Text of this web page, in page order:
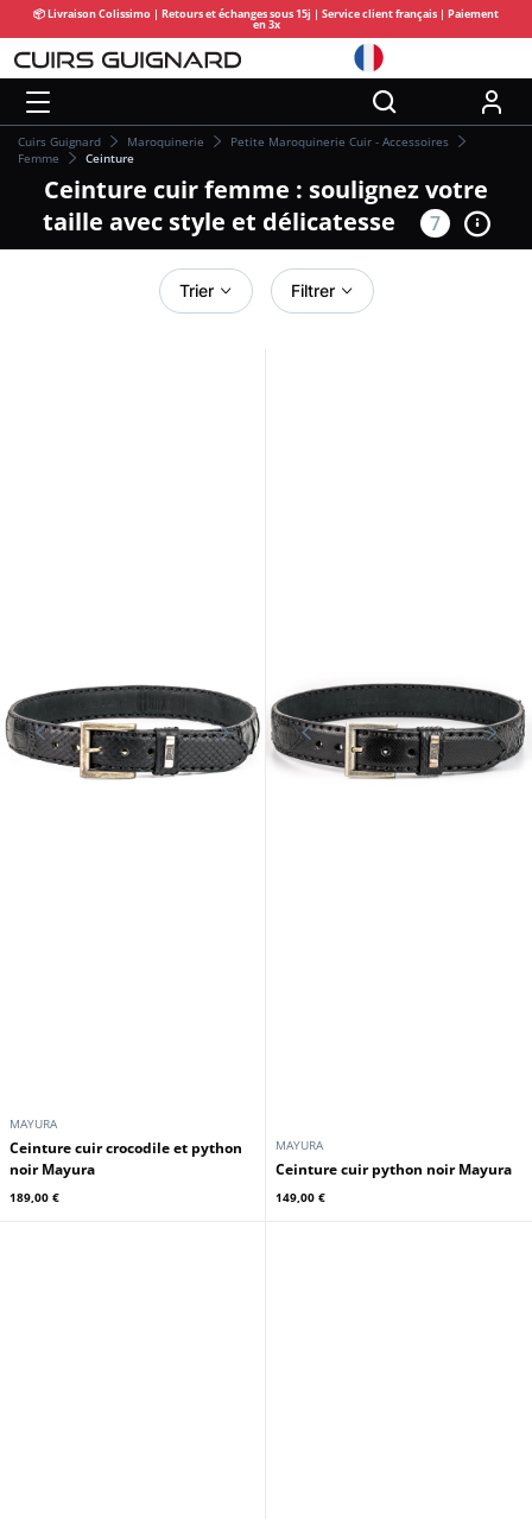
📦 Livraison Colissimo | Retours et échanges sous 15j | Service client français | Paiement
en 3x
Cuirs Guignard Maroquinerie
Petite Maroquinerie Cuir - Accessoires
Femme
Ceinture
Ceinture cuir femme : soulignez votre
taille avec style et délicatesse
7
Trier Filtrer
MAYURA
Ceinture cuir crocodile et python
noir Mayura
189,00 €
MAYURA
Ceinture cuir python noir Mayura
149,00 €